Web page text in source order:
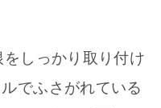
しっかり取り付け
でふさがれている